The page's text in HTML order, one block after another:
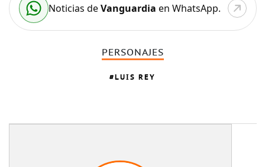
Noticias deVanguardia en WhatsApp.
PERSONAJES
LUIS REY